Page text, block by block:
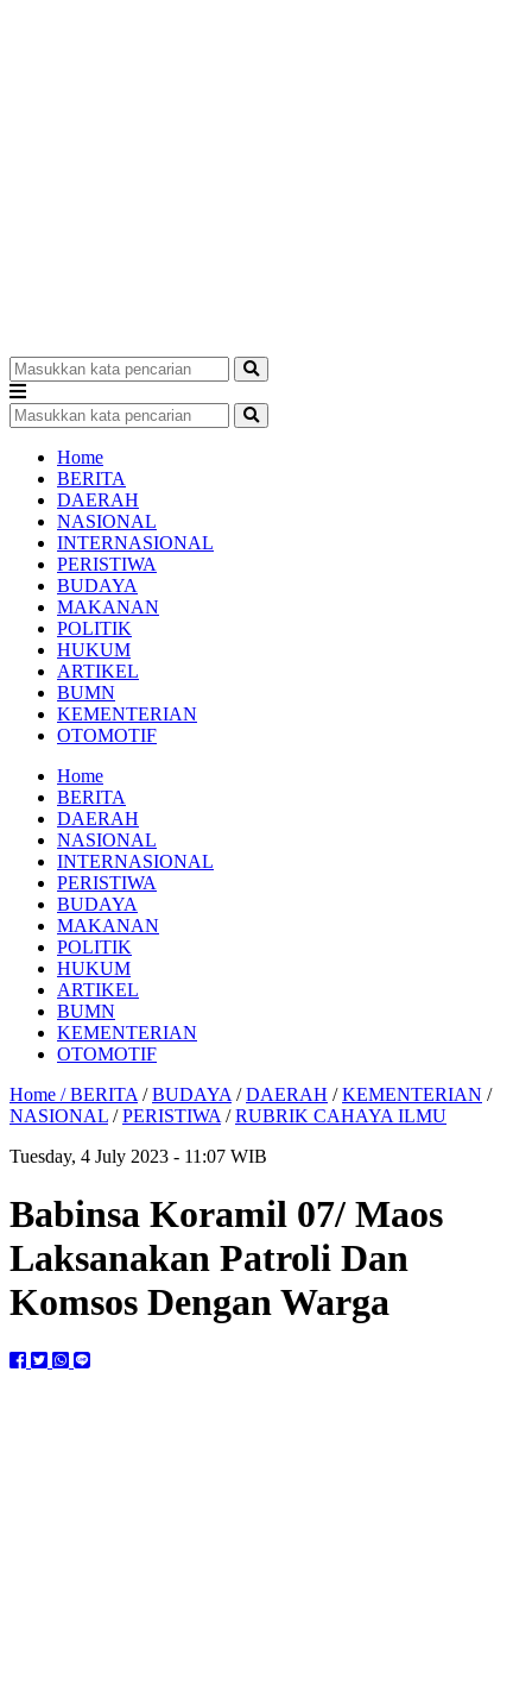
Home
BERITA
DAERAH
NASIONAL
INTERNASIONAL
PERISTIWA
BUDAYA
MAKANAN
POLITIK
HUKUM
ARTIKEL
BUMN
KEMENTERIAN
OTOMOTIF
Home
BERITA
DAERAH
NASIONAL
INTERNASIONAL
PERISTIWA
BUDAYA
MAKANAN
POLITIK
HUKUM
ARTIKEL
BUMN
KEMENTERIAN
OTOMOTIF
Home /BERITA /BUDAYA /DAERAH /KEMENTERIAN /
NASIONAL /PERISTIWA /RUBRIK CAHAYA ILMU
Tuesday, 4 July 2023 - 11:07 WIB
Babinsa Koramil 07/ Maos
Laksanakan Patroli Dan
Komsos Dengan Warga